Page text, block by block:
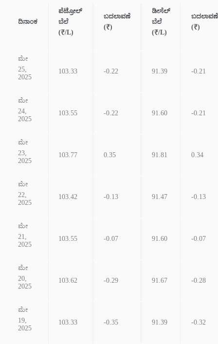
ದಿನಾಂಕ
ಪೆಟ್ರೋಲ್
ಬೆಲೆ
(₹/L)
ಬದಲಾವಣೆ
(₹)
ಡೀಸೆಲ್
ಬೆಲೆ
(₹/L)
ಬದಲಾವಣೆ
(₹)
ಮೇ
25,
2025
103.33 -0.22 91.39 -0.21
ಮೇ
24,
2025
103.55 -0.22 91.60 -0.21
ಮೇ
23,
2025
103.77 0.35 91.81 0.34
ಮೇ
22,
2025
103.42 -0.13 91.47 -0.13
ಮೇ
21,
2025
103.55 -0.07 91.60 -0.07
ಮೇ
20,
2025
103.62 -0.29 91.67 -0.28
ಮೇ
19,
2025
103.33 -0.35 91.39 -0.32